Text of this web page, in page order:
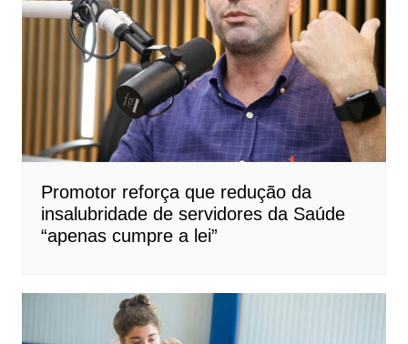
Promotor reforça que redução da
insalubridade de servidores da Saúde
“apenas cumpre a lei”